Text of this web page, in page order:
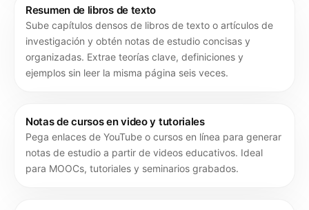
Resumen de libros de texto
Sube capítulos densos de libros de texto o artículos de
investigación y obtén notas de estudio concisas y
organizadas. Extrae teorías clave, definiciones y
ejemplos sin leer la misma página seis veces.
Notas de cursos en video y tutoriales
Pega enlaces de YouTube o cursos en línea para generar
notas de estudio a partir de videos educativos. Ideal
para MOOCs, tutoriales y seminarios grabados.